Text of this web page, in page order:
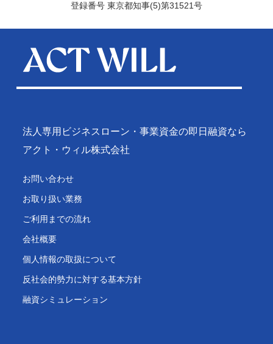
登録番号 東京都知事(5)第31521号
法人専用ビジネスローン・事業資金の即日融資なら
アクト・ウィル株式会社
お問い合わせ
お取り扱い業務
ご利用までの流れ
会社概要
個人情報の取扱について
反社会的勢力に対する基本方針
融資シミュレーション